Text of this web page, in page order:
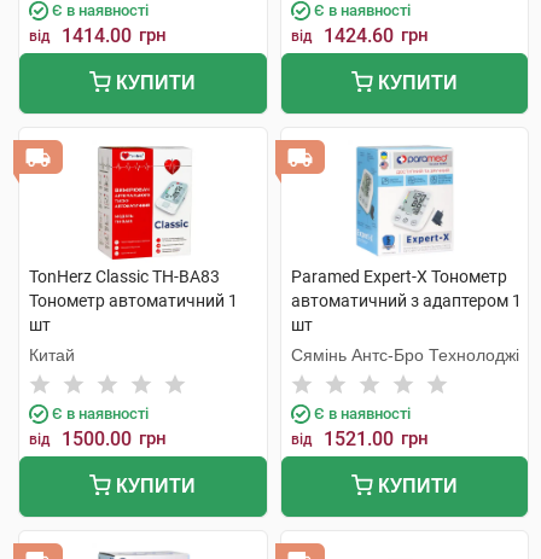
Є в наявності
від 1414.00 грн
КУПИТИ
Є в наявності
від 1424.60 грн
КУПИТИ
TonHerz Classic ТН-ВА83
Тонометр автоматичний 1
шт
Китай
Є в наявності
від 1500.00 грн
КУПИТИ
Paramed Expert-X Тонометр
автоматичний з адаптером 1
шт
Сямінь Антс-Бро Технолоджі
Є в наявності
від 1521.00 грн
КУПИТИ